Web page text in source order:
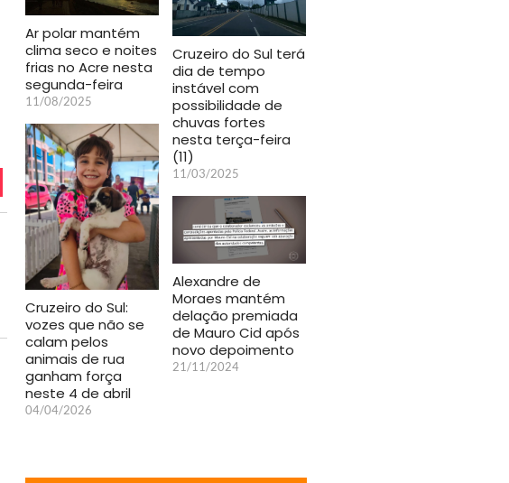
Ar polar mantém
clima seco e noites
frias no Acre nesta
segunda-feira
11/08/2025
Cruzeiro do Sul terá
dia de tempo
instável com
possibilidade de
chuvas fortes
nesta terça-feira
(11)
11/03/2025
Cruzeiro do Sul:
vozes que não se
calam pelos
animais de rua
ganham força
neste 4 de abril
04/04/2026
Alexandre de
Moraes mantém
delação premiada
de Mauro Cid após
novo depoimento
21/11/2024